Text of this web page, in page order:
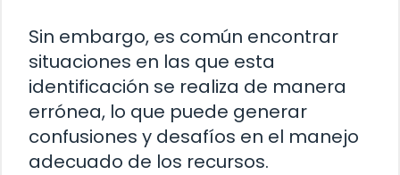
Sin embargo, es común encontrar
situaciones en las que esta
identificación se realiza de manera
errónea, lo que puede generar
confusiones y desafíos en el manejo
adecuado de los recursos.